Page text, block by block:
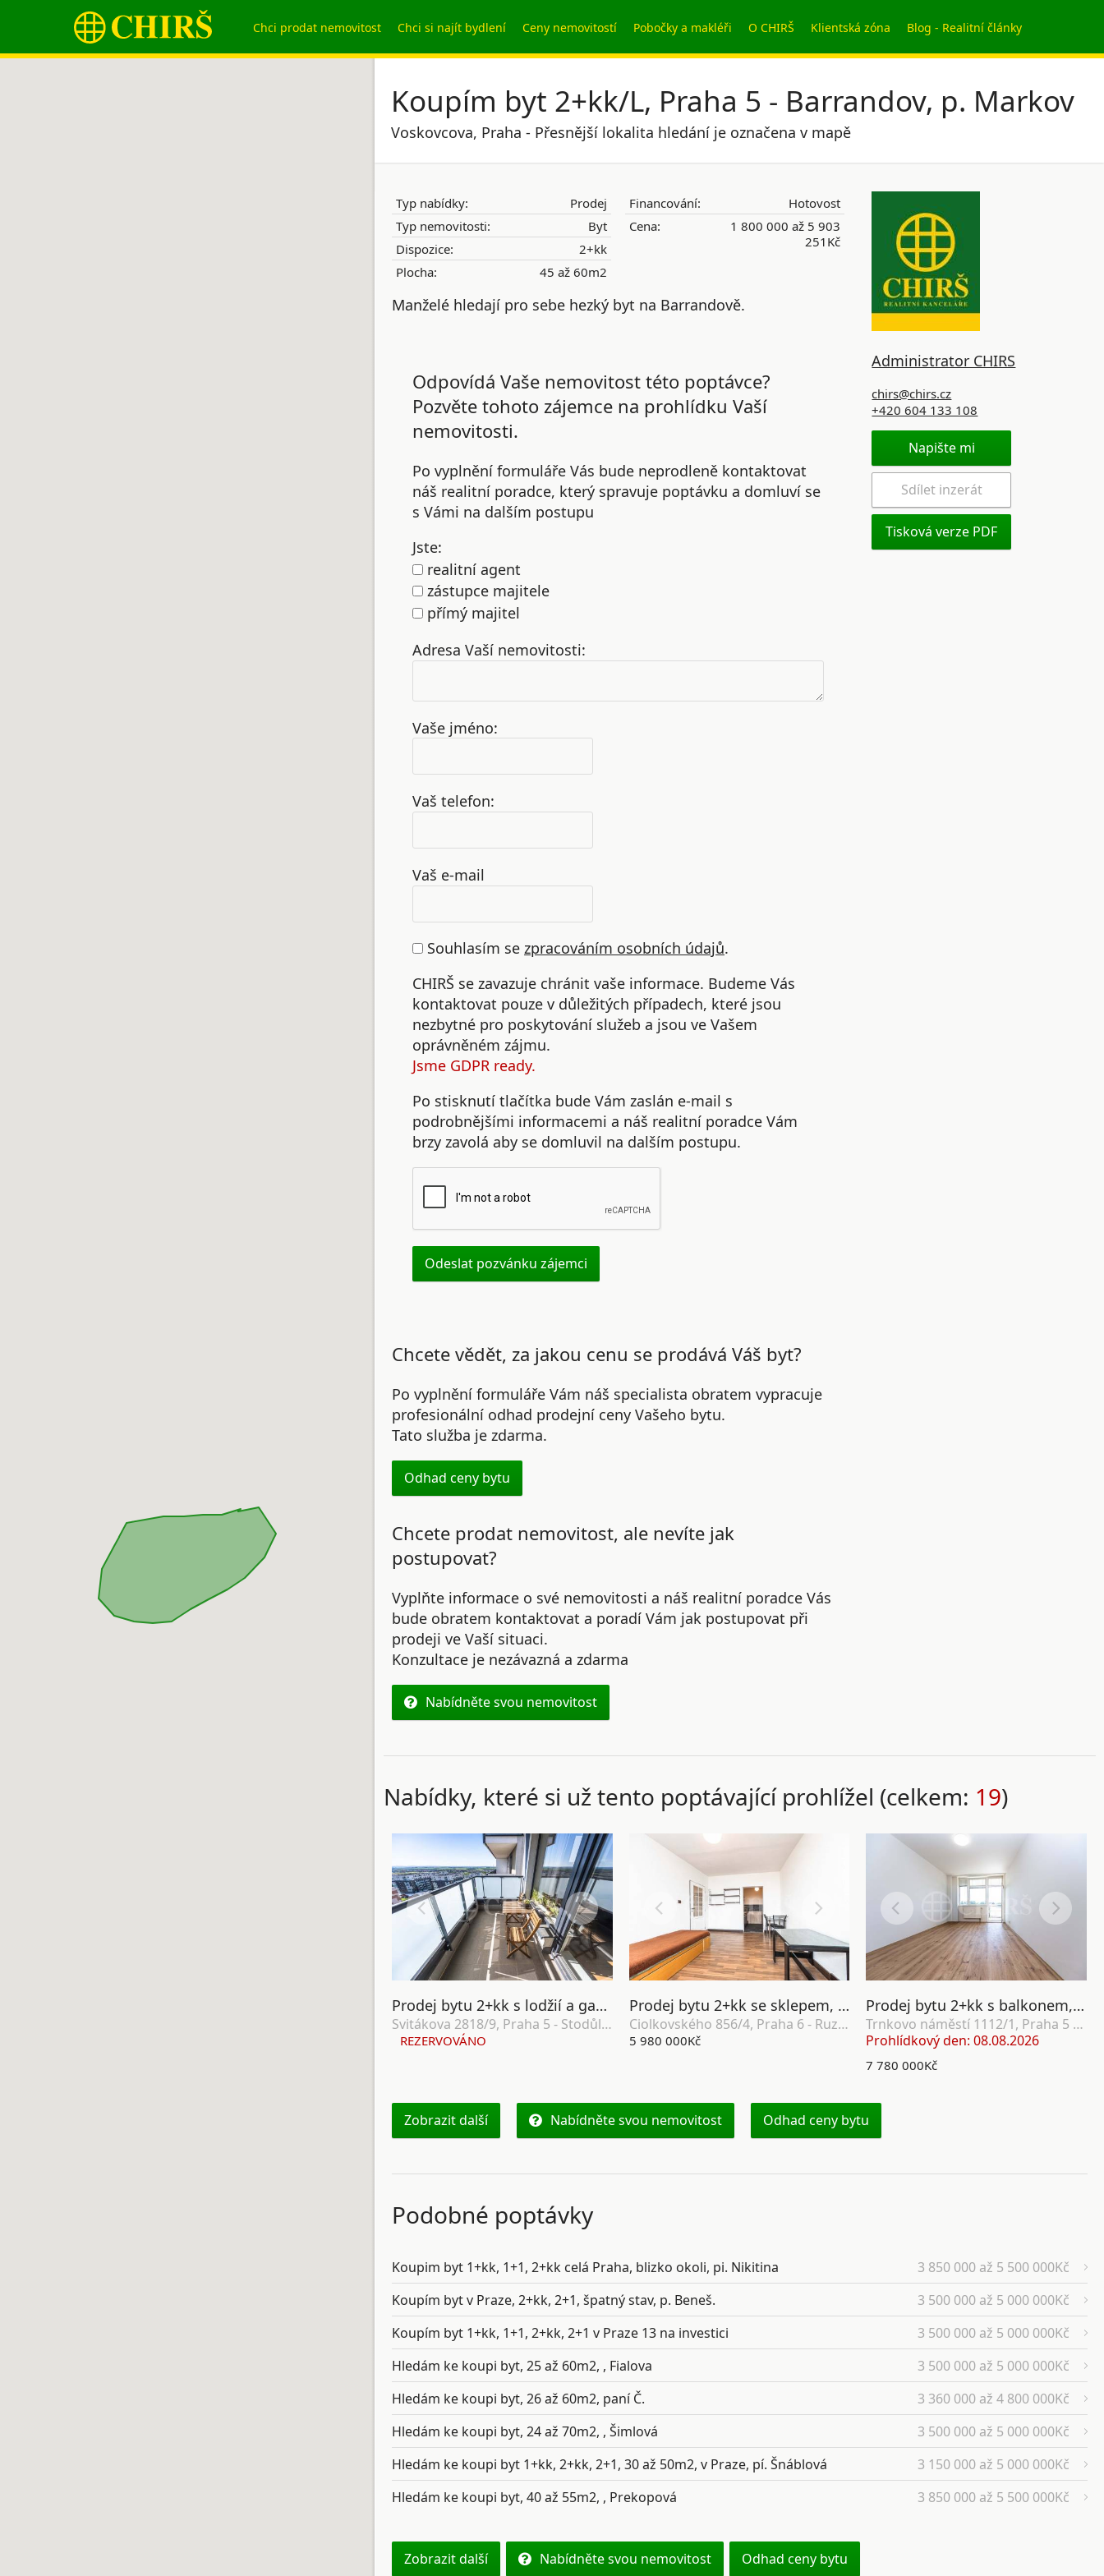
Chci prodat nemovitost Chci si najít bydlení Ceny nemovitostí Pobočky a makléři O CHIRŠ Klientská zóna Blog - Realitní články
Koupím byt 2+kk/L, Praha 5 - Barrandov, p. Markov
Voskovcova, Praha - Přesnější lokalita hledání je označena v mapě
Typ nabídky:
Prodej
Typ nemovitosti:
Byt
Dispozice:
2+kk
Plocha:
45 až 60m2
Financování:
Hotovost
Cena:
1 800 000 až 5 903
251Kč
Manželé hledají pro sebe hezký byt na Barrandově.
Odpovídá Vaše nemovitost této poptávce?
Pozvěte tohoto zájemce na prohlídku Vaší
nemovitosti.
Po vyplnění formuláře Vás bude neprodleně kontaktovat
náš realitní poradce, který spravuje poptávku a domluví se
s Vámi na dalším postupu
Jste:
realitní agent
zástupce majitele
přímý majitel
Adresa Vaší nemovitosti:
Vaše jméno:
Vaš telefon:
Vaš e-mail
Souhlasím se zpracováním osobních údajů.
CHIRŠ se zavazuje chránit vaše informace. Budeme Vás
kontaktovat pouze v důležitých případech, které jsou
nezbytné pro poskytování služeb a jsou ve Vašem
oprávněném zájmu.
Jsme GDPR ready.
Po stisknutí tlačítka bude Vám zaslán e-mail s
podrobnějšími informacemi a náš realitní poradce Vám
brzy zavolá aby se domluvil na dalším postupu.
Chcete vědět, za jakou cenu se prodává Váš byt?
Po vyplnění formuláře Vám náš specialista obratem vypracuje
profesionální odhad prodejní ceny Vašeho bytu.
Tato služba je zdarma.
Odhad ceny bytu
Chcete prodat nemovitost, ale nevíte jak
postupovat?
Vyplňte informace o své nemovitosti a náš realitní poradce Vás
bude obratem kontaktovat a poradí Vám jak postupovat při
prodeji ve Vaší situaci.
Konzultace je nezávazná a zdarma
Nabídněte svou nemovitost
Administrator CHIRS
chirs@chirs.cz
+420 604 133 108
Napište mi
Sdílet inzerát
Tisková verze PDF
Nabídky, které si už tento poptávající prohlížel (celkem: 19)
Prodej bytu 2+kk s lodžií a garážovým stáním, OV, 58m², ul. Svitákova 2818/9, Praha 5 - Stodůlky
Svitákova 2818/9, Praha 5 - Stodůlky
REZERVOVÁNO
Prodej bytu 2+kk se sklepem, OV, 46m2, ul. Ciolkovského 856/4, Praha 6 - Ruzyně
Ciolkovského 856/4, Praha 6 - Ruzyně
5 980 000Kč
Prodej bytu 2+kk s balkonem, OV, 68m2, ul. Trnkovo náměstí 1112/1, Praha 5 - Hlubočepy
Trnkovo náměstí 1112/1, Praha 5 - Hlubočepy
Prohlídkový den: 08.08.2026
7 780 000Kč
Zobrazit další Nabídněte svou nemovitost Odhad ceny bytu
Podobné poptávky
Koupim byt 1+kk, 1+1, 2+kk celá Praha, blizko okoli, pi. Nikitina
3 850 000 až 5 500 000Kč
Koupím byt v Praze, 2+kk, 2+1, špatný stav, p. Beneš.
3 500 000 až 5 000 000Kč
Koupím byt 1+kk, 1+1, 2+kk, 2+1 v Praze 13 na investici
3 500 000 až 5 000 000Kč
Hledám ke koupi byt, 25 až 60m2, , Fialova
3 500 000 až 5 000 000Kč
Hledám ke koupi byt, 26 až 60m2, paní Č.
3 360 000 až 4 800 000Kč
Hledám ke koupi byt, 24 až 70m2, , Šimlová
3 500 000 až 5 000 000Kč
Hledám ke koupi byt 1+kk, 2+kk, 2+1, 30 až 50m2, v Praze, pí. Šnáblová
3 150 000 až 5 000 000Kč
Hledám ke koupi byt, 40 až 55m2, , Prekopová
3 850 000 až 5 500 000Kč
Zobrazit další Nabídněte svou nemovitost Odhad ceny bytu